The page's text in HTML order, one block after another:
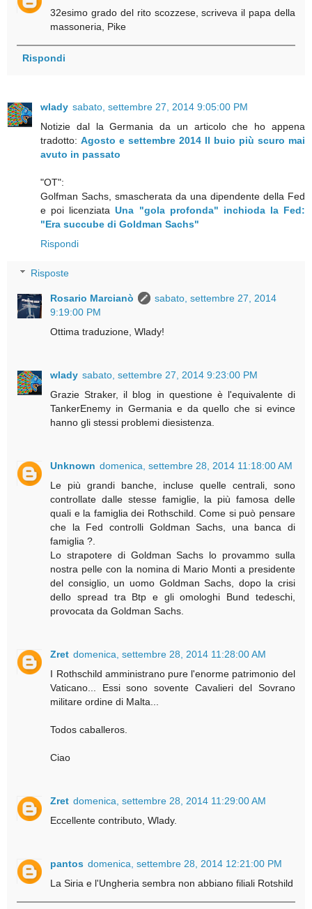
32esimo grado del rito scozzese, scriveva il papa della
massoneria, Pike
Rispondi
wlady sabato, settembre 27, 2014 9:05:00 PM
Notizie dal la Germania da un articolo che ho appena
tradotto: Agosto e settembre 2014 Il buio più scuro mai
avuto in passato
"OT":
Golfman Sachs, smascherata da una dipendente della Fed
e poi licenziataUna "gola profonda" inchioda la Fed:
"Era succube di Goldman Sachs"
Rispondi
Risposte
Rosario Marcianò
sabato, settembre 27, 2014
9:19:00 PM
Ottima traduzione, Wlady!
wlady sabato, settembre 27, 2014 9:23:00 PM
Grazie Straker, il blog in questione è l'equivalente di
TankerEnemy in Germania e da quello che si evince
hanno gli stessi problemi diesistenza.
Unknown domenica, settembre 28, 2014 11:18:00 AM
Le più grandi banche, incluse quelle centrali, sono
controllate dalle stesse famiglie, la più famosa delle
quali e la famiglia dei Rothschild. Come si può pensare
che la Fed controlli Goldman Sachs, una banca di
famiglia ?.
Lo strapotere di Goldman Sachs lo provammo sulla
nostra pelle con la nomina di Mario Monti a presidente
del consiglio, un uomo Goldman Sachs, dopo la crisi
dello spread tra Btp e gli omologhi Bund tedeschi,
provocata da Goldman Sachs.
Zret domenica, settembre 28, 2014 11:28:00 AM
I Rothschild amministrano pure l'enorme patrimonio del
Vaticano... Essi sono sovente Cavalieri del Sovrano
militare ordine di Malta...
Todos caballeros.
Ciao
Zret domenica, settembre 28, 2014 11:29:00 AM
Eccellente contributo, Wlady.
pantos domenica, settembre 28, 2014 12:21:00 PM
La Siria e l'Ungheria sembra non abbiano filiali Rotshild